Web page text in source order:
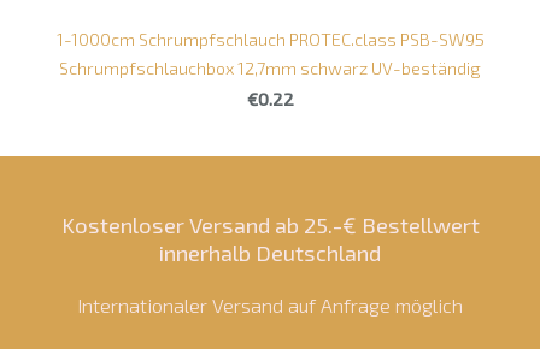
Kostenloser Versand ab 25.-€ Bestellwert
innerhalb Deutschland
Internationaler Versand auf Anfrage möglich
1-1000cm Schrumpfschlauch PROTEC.class PSB-SW95
Schrumpfschlauchbox 12,7mm schwarz UV-beständig
€0.22